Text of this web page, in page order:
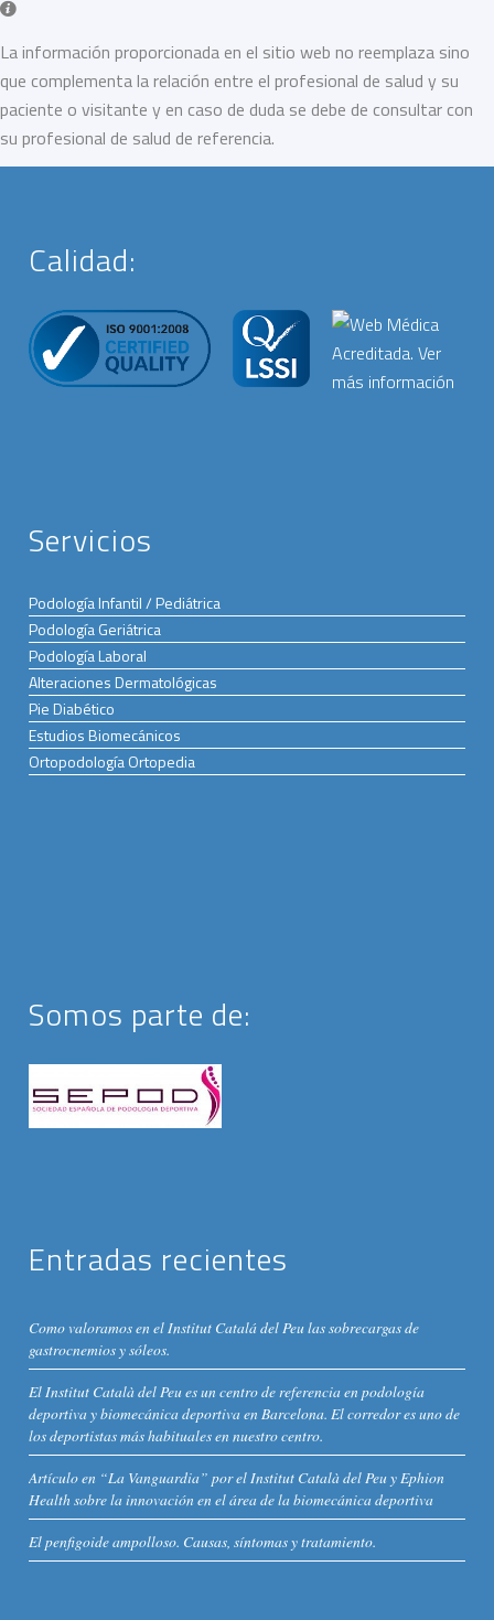
La información proporcionada en el sitio web no reemplaza sino
que complementa la relación entre el profesional de salud y su
paciente o visitante y en caso de duda se debe de consultar con
su profesional de salud de referencia.
Calidad:
Servicios
Podología Infantil / Pediátrica
Podología Geriátrica
Podología Laboral
Alteraciones Dermatológicas
Pie Diabético
Estudios Biomecánicos
Ortopodología Ortopedia
Somos parte de:
Entradas recientes
Como valoramos en el Institut Catalá del Peu las sobrecargas de
gastrocnemios y sóleos.
El Institut Català del Peu es un centro de referencia en podología
deportiva y biomecánica deportiva en Barcelona. El corredor es uno de
los deportistas más habituales en nuestro centro.
Artículo en “La Vanguardia” por el Institut Català del Peu y Ephion
Health sobre la innovación en el área de la biomecánica deportiva
El penfigoide ampolloso. Causas, síntomas y tratamiento.